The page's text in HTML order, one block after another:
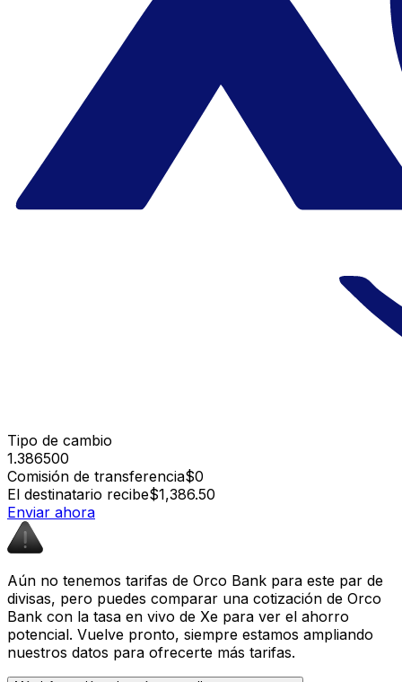
Tipo de cambio
1.386500
Comisión de transferencia$0
El destinatario recibe$1,386.50
Enviar ahora
Aún no tenemos tarifas de Orco Bank para este par de
divisas, pero puedes comparar una cotización de Orco
Bank con la tasa en vivo de Xe para ver el ahorro
potencial. Vuelve pronto, siempre estamos ampliando
nuestros datos para ofrecerte más tarifas.